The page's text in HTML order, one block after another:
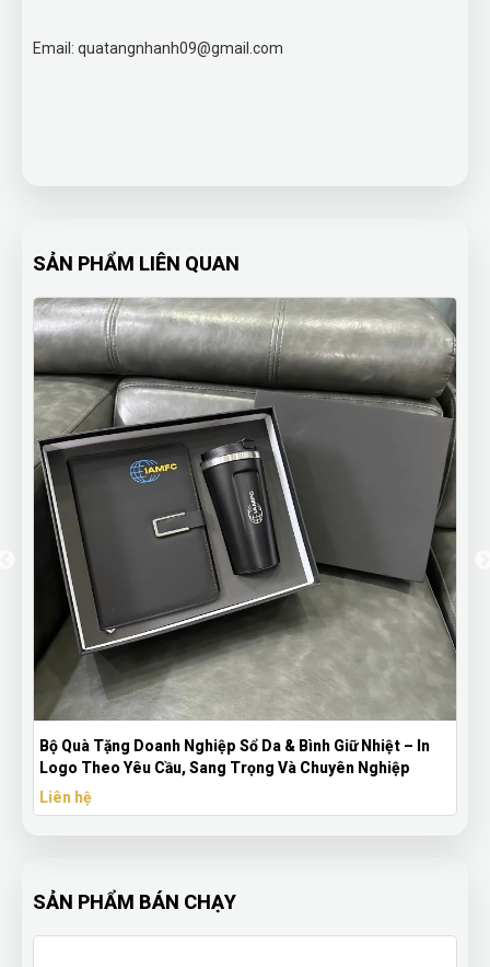
Email: quatangnhanh09@gmail.com
SẢN PHẨM LIÊN QUAN
Bộ Quà Tặng Doanh Nghiệp Sổ Da & Bình Giữ Nhiệt – In
Logo Theo Yêu Cầu, Sang Trọng Và Chuyên Nghiệp
Liên hệ
SẢN PHẨM BÁN CHẠY